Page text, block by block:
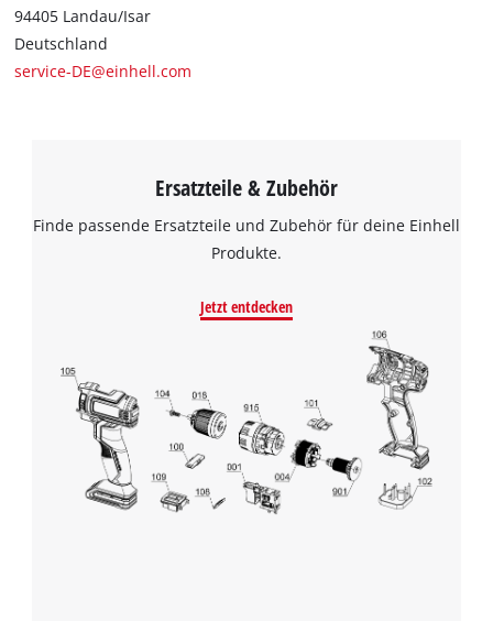
94405 Landau/Isar
Deutschland
service-DE@einhell.com
Ersatzteile & Zubehör
Finde passende Ersatzteile und Zubehör für deine Einhell
Produkte.
Jetzt entdecken